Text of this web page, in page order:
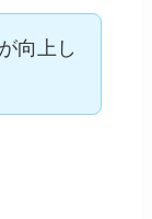
向上し